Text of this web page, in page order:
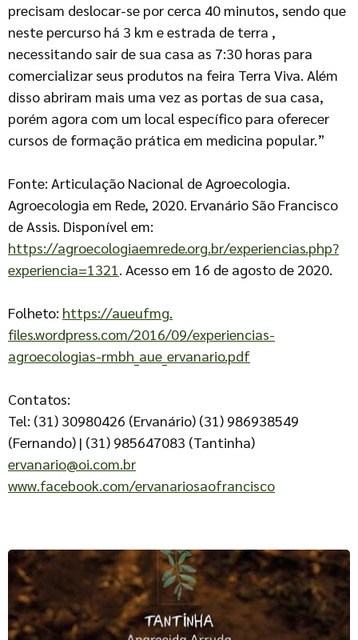
precisam deslocar-se por cerca 40 minutos, sendo que
neste percurso há 3 km e estrada de terra ,
necessitando sair de sua casa as 7:30 horas para
comercializar seus produtos na feira Terra Viva. Além
disso abriram mais uma vez as portas de sua casa,
porém agora com um local específico para oferecer
cursos de formação prática em medicina popular.”
Fonte: Articulação Nacional de Agroecologia.
Agroecologia em Rede, 2020. Ervanário São Francisco
de Assis. Disponível em:
https://agroecologiaemrede.org.br/experiencias.php?
experiencia=1321. Acesso em 16 de agosto de 2020.
Folheto: https://aueufmg.
files.wordpress.com/2016/09/experiencias-
agroecologias-rmbh_aue_ervanario.pdf
Contatos:
Tel: (31) 30980426 (Ervanário) (31) 986938549
(Fernando) | (31) 985647083 (Tantinha)
ervanario@oi.com.br
www.facebook.com/ervanariosaofrancisco